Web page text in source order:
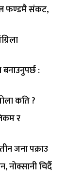
फण्डमै संकट,
बनाउनुपर्छ :
कति ?
र
जना पक्राउ
नोक्सानी चिर्दै